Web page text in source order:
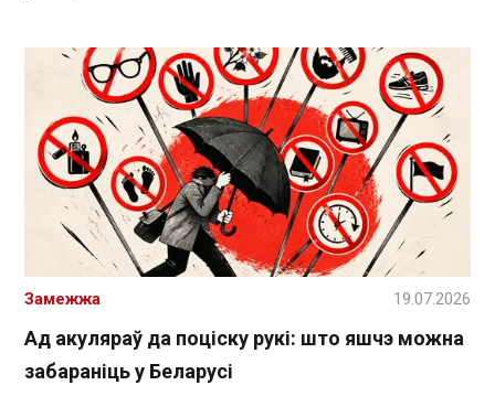
Ад акуляраў да поціску рукі: што яшчэ можна
забараніць у Беларусі
Замежжа 19.07.2026